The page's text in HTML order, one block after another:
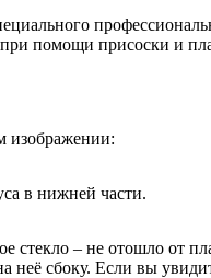
помощи присоски и
изображении:
в нижней части.
стекло – не отошло от
неё сбоку. Если вы